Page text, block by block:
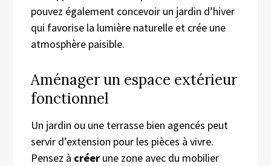
pouvez également concevoir un jardin d’hiver
qui favorise la lumière naturelle et crée une
atmosphère paisible.
Aménager un espace extérieur
fonctionnel
Un jardin ou une terrasse bien agencés peut
servir d’extension pour les pièces à vivre.
Pensez à créer une zone avec du mobilier